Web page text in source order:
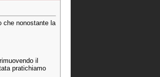
che nonostante la
il
pratichiamo